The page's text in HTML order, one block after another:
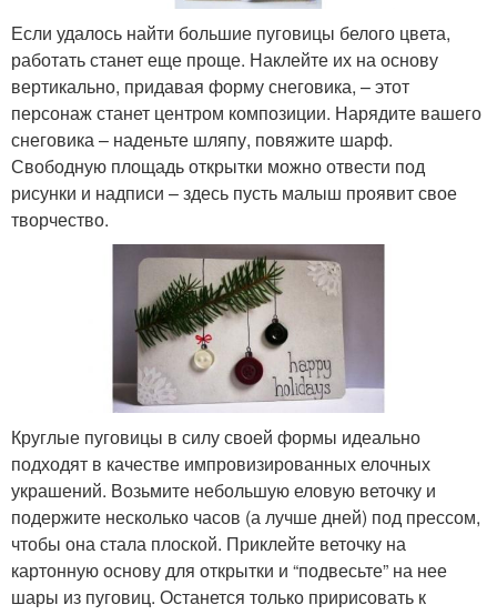
Если удалось найти большие пуговицы белого цвета,
работать станет еще проще. Наклейте их на основу
вертикально, придавая форму снеговика, – этот
персонаж станет центром композиции. Нарядите вашего
снеговика – наденьте шляпу, повяжите шарф.
Свободную площадь открытки можно отвести под
рисунки и надписи – здесь пусть малыш проявит свое
творчество.
Круглые пуговицы в силу своей формы идеально
подходят в качестве импровизированных елочных
украшений. Возьмите небольшую еловую веточку и
подержите несколько часов (а лучше дней) под прессом,
чтобы она стала плоской. Приклейте веточку на
картонную основу для открытки и “подвесьте” на нее
шары из пуговиц. Останется только пририсовать к